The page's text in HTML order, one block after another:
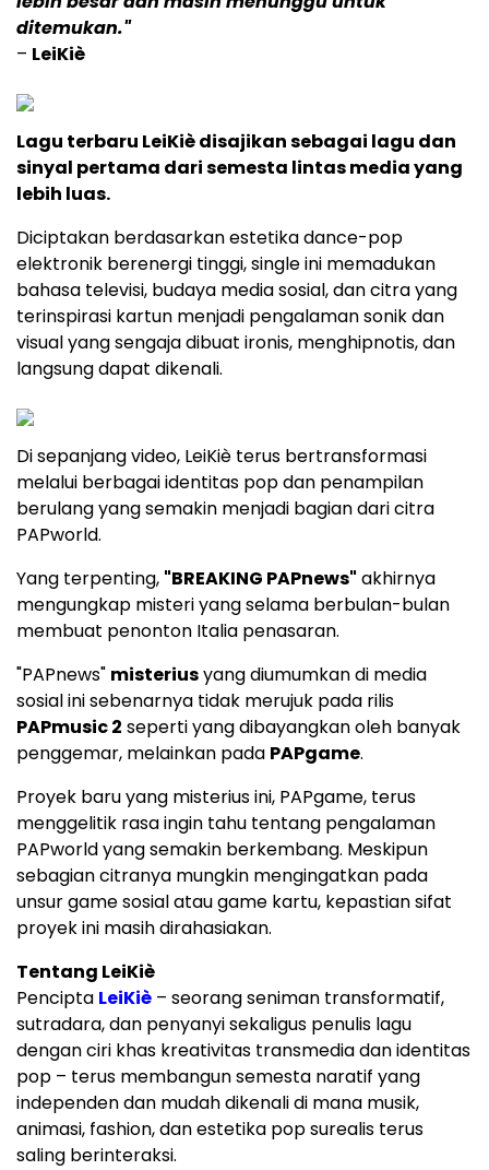
ditemukan."
– LeiKiè
Lagu terbaru LeiKiè disajikan sebagai lagu dan
sinyal pertama dari semesta lintas media yang
lebih luas.
Diciptakan berdasarkan estetika dance-pop
elektronik berenergi tinggi, single ini memadukan
bahasa televisi, budaya media sosial, dan citra yang
terinspirasi kartun menjadi pengalaman sonik dan
visual yang sengaja dibuat ironis, menghipnotis, dan
langsung dapat dikenali.
Di sepanjang video, LeiKiè terus bertransformasi
melalui berbagai identitas pop dan penampilan
berulang yang semakin menjadi bagian dari citra
PAPworld.
Yang terpenting, "BREAKING PAPnews" akhirnya
mengungkap misteri yang selama berbulan-bulan
membuat penonton Italia penasaran.
"PAPnews" misteriusyang diumumkan di media
sosial ini sebenarnya tidak merujuk pada rilis
PAPmusic 2 seperti yang dibayangkan oleh banyak
penggemar, melainkan pada PAPgame.
Proyek baru yang misterius ini, PAPgame, terus
menggelitik rasa ingin tahu tentang pengalaman
PAPworld yang semakin berkembang. Meskipun
sebagian citranya mungkin mengingatkan pada
unsur game sosial atau game kartu, kepastian sifat
proyek ini masih dirahasiakan.
Tentang LeiKiè
Pencipta LeiKiè – seorang seniman transformatif,
sutradara, dan penyanyi sekaligus penulis lagu
dengan ciri khas kreativitas transmedia dan identitas
pop – terus membangun semesta naratif yang
independen dan mudah dikenali di mana musik,
animasi, fashion, dan estetika pop surealis terus
saling berinteraksi.